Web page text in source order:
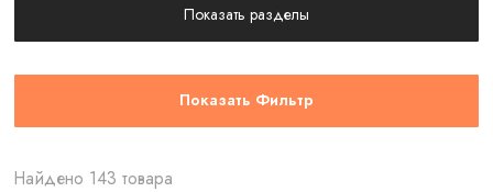
Показать разделы
Показать Фильтр
Найдено 143 товара